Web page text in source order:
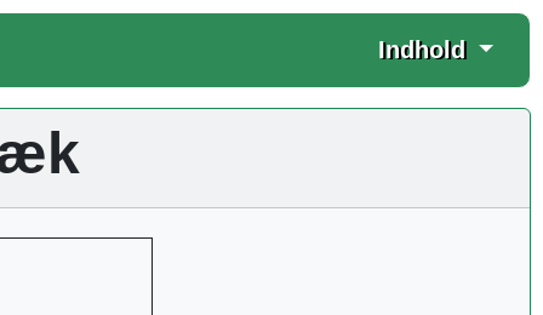
Indhold